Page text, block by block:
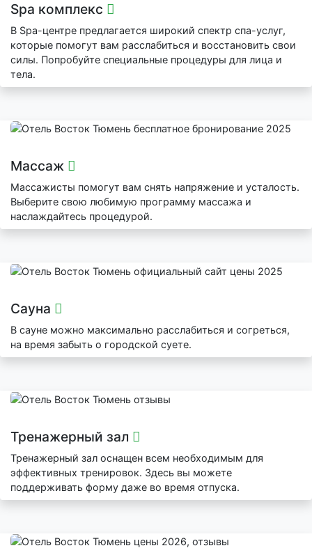
Spa комплекс
В Spa-центре предлагается широкий спектр спа-услуг,
которые помогут вам расслабиться и восстановить свои
силы. Попробуйте специальные процедуры для лица и
тела.
Массаж
Массажисты помогут вам снять напряжение и усталость.
Выберите свою любимую программу массажа и
наслаждайтесь процедурой.
Сауна
В сауне можно максимально расслабиться и согреться,
на время забыть о городской суете.
Тренажерный зал
Тренажерный зал оснащен всем необходимым для
эффективных тренировок. Здесь вы можете
поддерживать форму даже во время отпуска.